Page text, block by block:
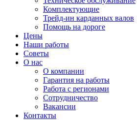
Комплектующие
Трейд-ин карданных валов
Помощь на дороге
Цены
Наши работы
Советы
О нас
О компании
Гарантия на работы
Работа с регионами
Сотрудничество
Вакансии
Контакты